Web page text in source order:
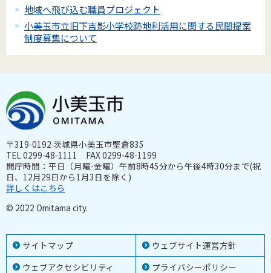
地域へ飛び込む職員プロジェクト
小美玉市立旧下吉影小学校跡地利活用に関する民間提案
制度募集について
サイトマップ
ウェブサイト運営方針
ウェブアクセシビリティ
プライバシーポリシー
〒319-0192 茨城県小美玉市堅倉835
TEL 0299-48-1111 FAX 0299-48-1199
開庁時間：平日（月曜-金曜）午前8時45分から午後4時30分まで(祝
日、12月29日から1月3日を除く)
詳しくはこちら
© 2022 Omitama city.